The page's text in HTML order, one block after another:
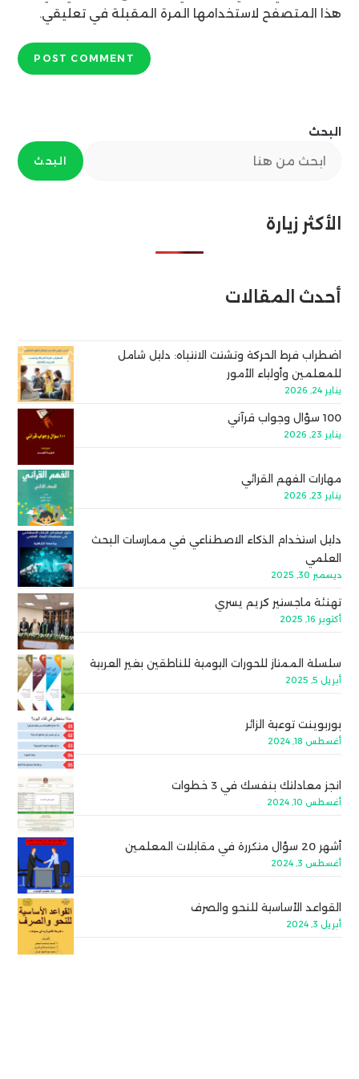
comment
هذا المتصفح لاستخدامها المرة المقبلة في تعليقي.
البحث
البحث
الأكثر زيارة
أحدث المقالات
اضطراب فرط الحركة وتشتت الانتباه: دليل شامل
للمعلمين وأولياء الأمور
يناير 24, 2026
100 سؤال وجواب قرآني
يناير 23, 2026
مهارات الفهم القرائي
يناير 23, 2026
دليل استخدام الذكاء الاصطناعي في ممارسات البحث
العلمي
ديسمبر 30, 2025
تهنئة ماجستير كريم يسري
أكتوبر 16, 2025
سلسلة الممتاز للحورات اليومية للناطقين بغير العربية
أبريل 5, 2025
بوربوينت توعية الزائر
أغسطس 18, 2024
انجز معادلتك بنفسك في 3 خطوات
أغسطس 10, 2024
أشهر 20 سؤال متكررة في مقابلات المعلمين
أغسطس 3, 2024
القواعد الأساسية للنحو والصرف
أبريل 3, 2024